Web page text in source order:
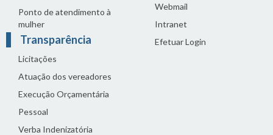
Ponto de atendimento à
mulher
Transparência
Licitações
Atuação dos vereadores
Execução Orçamentária
Pessoal
Verba Indenizatória
Webmail
Intranet
Efetuar Login